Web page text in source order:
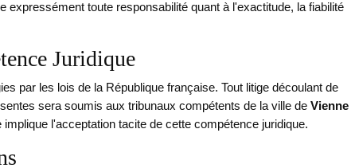
expressément toute responsabilité quant à l'exactitude, la fiabilité
Juridique
par les lois de la République française. Tout litige découlant de
sera soumis aux tribunaux compétents de la ville de Vienne
l'acceptation tacite de cette compétence juridique.